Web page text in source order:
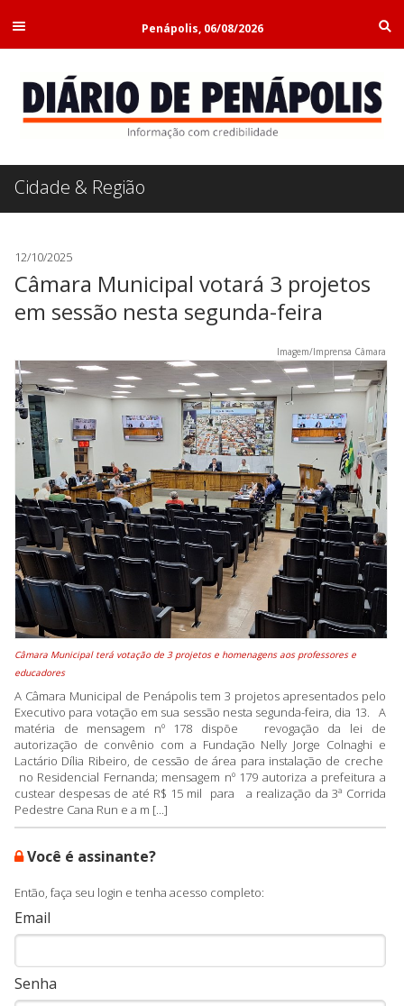
Penápolis, 06/08/2026
Cidade & Região
12/10/2025
Câmara Municipal votará 3 projetos
em sessão nesta segunda-feira
Imagem/Imprensa Câmara
Câmara Municipal terá votação de 3 projetos e homenagens aos professores e
educadores
A Câmara Municipal de Penápolis tem 3 projetos apresentados pelo
Executivo para votação em sua sessão nesta segunda-feira, dia 13. A
matéria de mensagem nº 178 dispõe revogação da lei de
autorização de convênio com a Fundação Nelly Jorge Colnaghi e
Lactário Dília Ribeiro, de cessão de área para instalação de creche
no Residencial Fernanda; mensagem nº 179 autoriza a prefeitura a
custear despesas de até R$ 15 mil para a realização da 3ª Corrida
Pedestre Cana Run e a m [...]
Você é assinante?
Então, faça seu login e tenha acesso completo:
Email
Senha